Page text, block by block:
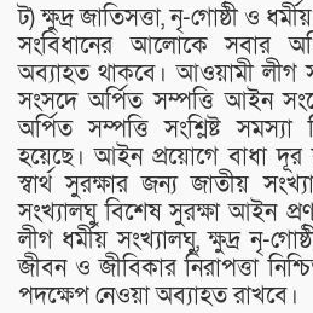
ট) ক্ষুদ্র জাতিসত্তা, নৃ-গোষ্ঠী ও
সংবিধানের আলোকে সবার
অব্যাহত থাকবে। আওয়ামী লীগ
সংসদে অর্পিত সম্পত্তি আইন
অর্পিত সম্পত্তি সংশ্লিষ্ট সমস্যা
হয়েছে। আইন প্রয়োগে বাধা দূর
স্বার্থ সুরক্ষার জন্য জাতীয়
সংখ্যালঘু বিশেষ সুরক্ষা আইন
লীগ ধর্মীয় সংখ্যালঘু, ক্ষুদ্র নৃ-
জীবন ও জীবিকার নিরাপত্তা
পদক্ষেপ নেওয়া অব্যাহত রাখবে।